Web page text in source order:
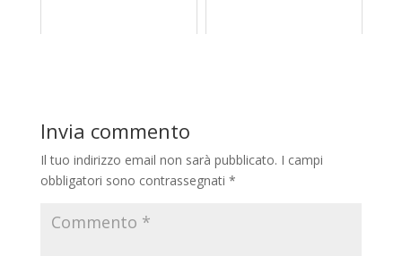
Invia commento
Il tuo indirizzo email non sarà pubblicato. I campi
obbligatori sono contrassegnati *